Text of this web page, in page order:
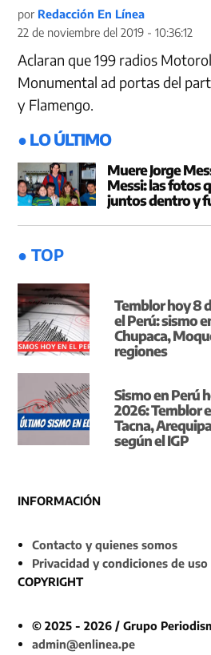
por Redacción En Línea
22 de noviembre del 2019 - 10:36:12
Aclaran que 199 radios
Monumental ad portas del
y Flamengo.
● LO ÚLTIMO
Muere Jorge
Messi: las fotos
juntos dentro y
● TOP
Temblor hoy 8
el Perú: sismo
Chupaca,
regiones
Sismo en Perú
2026: Temblor
Tacna,
según el IGP
INFORMACIÓN
Contacto y quienes somos
Privacidad y condiciones de uso
COPYRIGHT
© 2025 - 2026 / Grupo
admin@enlinea.pe